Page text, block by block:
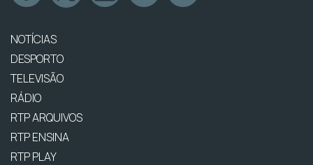
NOTÍCIAS
DESPORTO
TELEVISÃO
RÁDIO
RTP ARQUIVOS
RTP ENSINA
RTP PLAY